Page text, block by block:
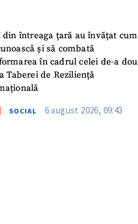
din întreaga țară au învățat cum
și să combată
în cadrul celei de-a
Taberei de Reziliență
SOCIAL 6 august 2026, 09:43
de